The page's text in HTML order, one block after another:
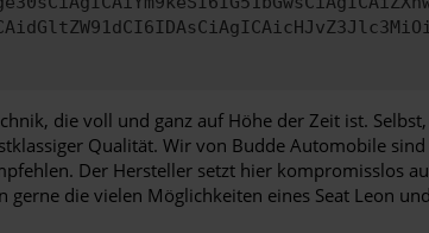
die voll und ganz auf Höhe der Zeit ist.
Qualität. Wir von Budde Automobile
Der Hersteller setzt hier kompromisslos
die vielen Möglichkeiten eines Seat Leon